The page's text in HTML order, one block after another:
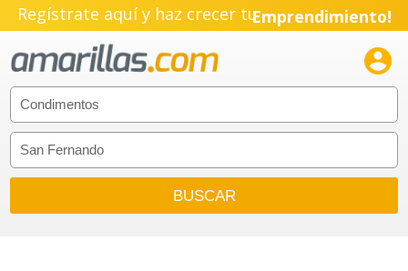
Regístrate aquí y haz crecer tuEmprendimiento!
